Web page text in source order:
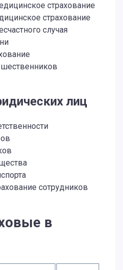
страхование
страхование
случая
лиц
сотрудников
в